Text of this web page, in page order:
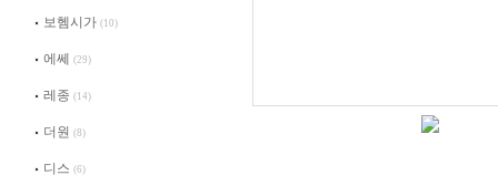
보헴시가 (10)
에쎄 (29)
레종 (14)
더원 (8)
디스 (6)